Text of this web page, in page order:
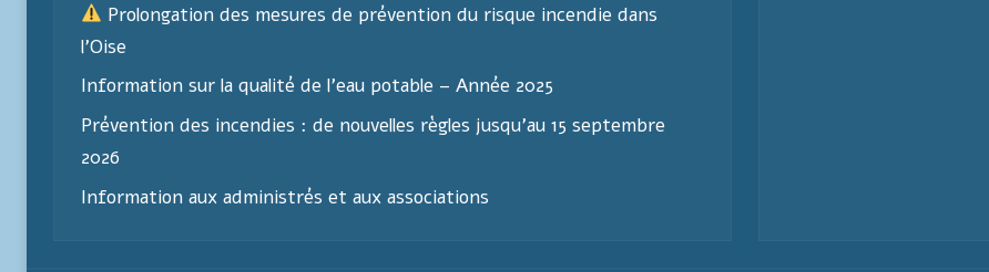
Prolongation des mesures de prévention du risque incendie dans
l’Oise
Information sur la qualité de l’eau potable – Année 2025
Prévention des incendies : de nouvelles règles jusqu’au 15 septembre
2026
Information aux administrés et aux associations